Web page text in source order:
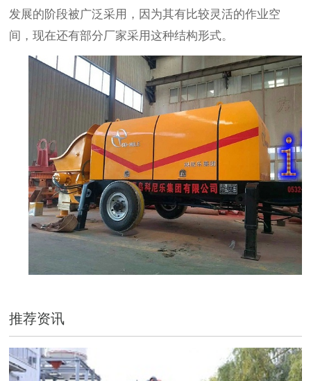
发展的阶段被广泛采用，因为其有比较灵活的作业空
间，现在还有部分厂家采用这种结构形式。
推荐资讯